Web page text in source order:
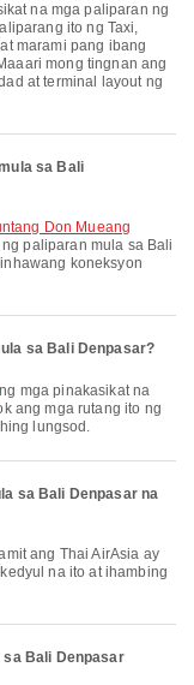
na mga paliparan ng
ito ng Taxi,
marami pang ibang
mong tingnan ang
at terminal layout ng
sa Bali
paliparan mula sa Bali
koneksyon
sa Bali Denpasar?
mga pinakasikat na
ang mga rutang ito ng
lungsod.
sa Bali Denpasar na
na ito at ihambing
Bali Denpasar